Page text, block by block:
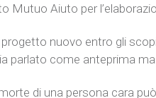
Mutuo Aiuto per
nuovo entro gli
parlato come anteprima
di una persona cara